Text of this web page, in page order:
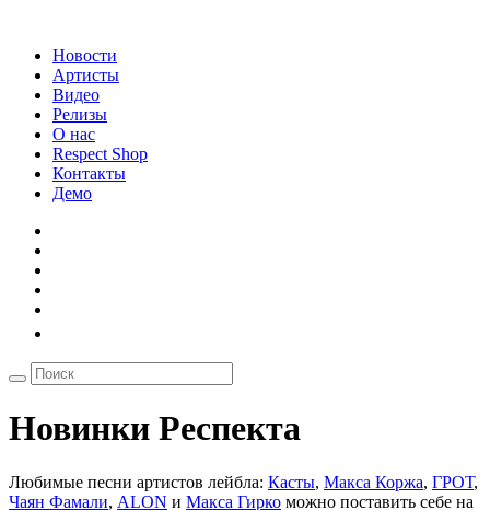
Новости
Артисты
Видео
Релизы
О нас
Respect Shop
Контакты
Демо
Новинки Респекта
Любимые песни артистов лейбла: Касты, Макса Коржа, ГРОТ,
Чаян Фамали, ALON и Макса Гирко можно поставить себе на